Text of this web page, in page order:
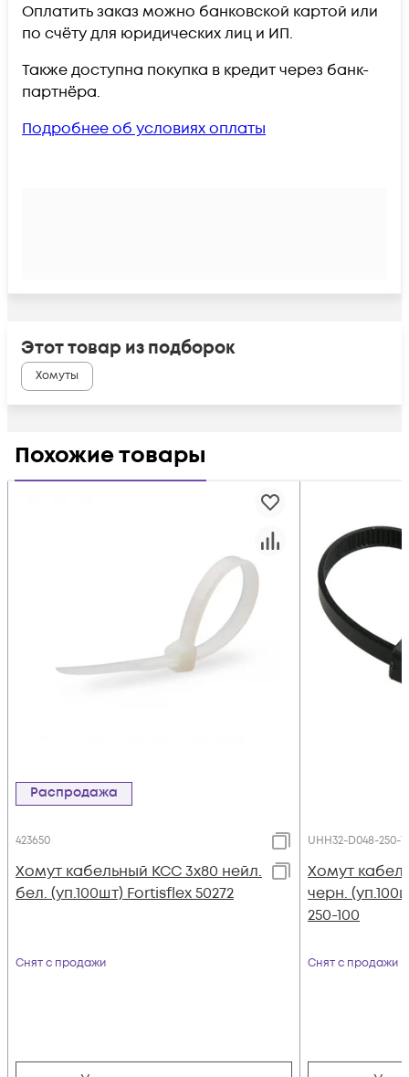
Оплатить заказ можно банковской картой или
по счёту для юридических лиц и ИП.
Также доступна покупка в кредит через банк-
партнёра.
Подробнее об условиях оплаты
Этот товар из подборок
Хомуты
Похожие товары
Распродажа
423650
Хомут кабельный КСС 3х80 нейл.
бел. (уп.100шт) Fortisflex 50272
Снят с продажи
UHH32-D048-250-
Хомут
черн.
250-100
Снят с продажи